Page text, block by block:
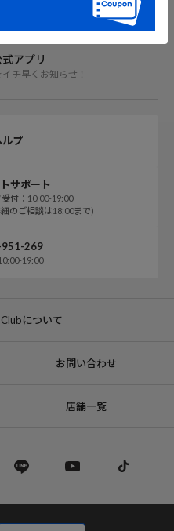
アプリ
チ早くお知らせ！
ルプ
サポート
付：10:00-19:00
のご相談は18:00まで)
269
19:00
について
お問い合わせ
店舗一覧